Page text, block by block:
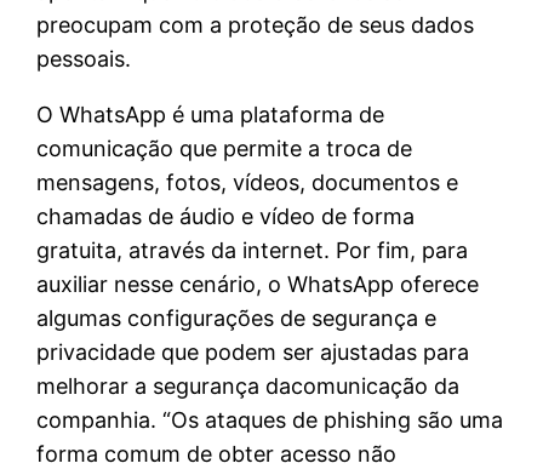
preocupam com a proteção de seus dados
pessoais.
O WhatsApp é uma plataforma de
comunicação que permite a troca de
mensagens, fotos, vídeos, documentos e
chamadas de áudio e vídeo de forma
gratuita, através da internet. Por fim, para
auxiliar nesse cenário, o WhatsApp oferece
algumas configurações de segurança e
privacidade que podem ser ajustadas para
melhorar a segurança dacomunicação da
companhia. “Os ataques de phishing são uma
forma comum de obter acesso não